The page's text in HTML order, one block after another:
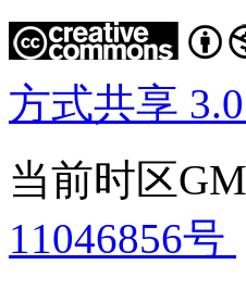
方式共享
当前时区
11046856号